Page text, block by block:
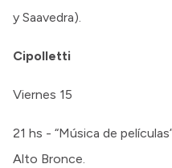
y Saavedra).
Cipolletti
Viernes 15
21 hs - “Música de
Alto Bronce.